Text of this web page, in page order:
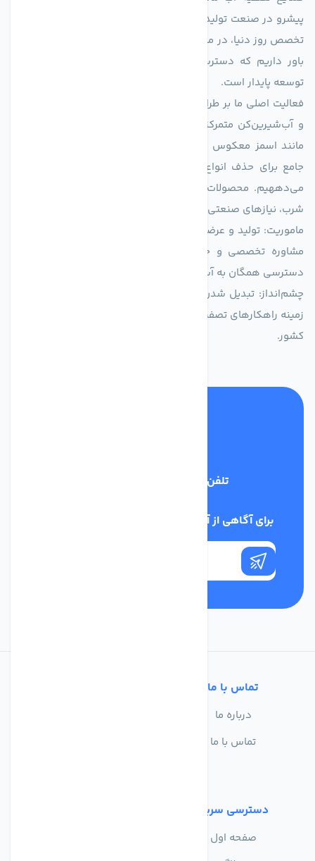
پیشرو در صنعت تولید تجهیزات تصفیه آب، با تکیه بر دانش فنی و
تخصص روز دنیا، در مسیر تأمین آب سالم و پایدار گام برمی‌دارد. ما
باور داریم که دسترسی به آب پاک، یک حق اساسی و زیربنای
توسعه پایدار است.
فعالیت اصلی ما بر طراحی و تولید سیستم‌های پیشرفته تصفیه آب
و آب‌شیرین‌کن متمرکز است. ما با بهره‌گیری از فناوری‌های نوین
جامع برای حذف انواع آلاینده‌ها، املاح و نمک از منابع آبی ارائه
می‌دههیم. محصولات ما برای مصارف متنوعی از جمله تأمین آب
شرب، نیازهای صنعتی و کشاورزی طراحی و بهینه‌سازی شده‌اند.
ماموریت: تولید و عرضه محصولاتی با بالاترین استاندارد کیفی، ارائه
مشاوره تخصصی و خدمات پس از فروش مطمئن برای تضمین
دسترسی همگان به آب پاک و سالم.
چشم‌انداز: تبدیل شدن به انتخاب اول صنایع و مصرف‌کنندگان در
زمینه راهکارهای تصفیه آب و ایفای نقشی کلیدی در حفظ منابع آبی
کشور.
تلفن پشتیبانی
برای آگاهی از آخرین اخبار در خبرنامه ما عضو شوید
تماس با ما
درباره ما
تماس با ما
دسترسی سریع
صفحه اول